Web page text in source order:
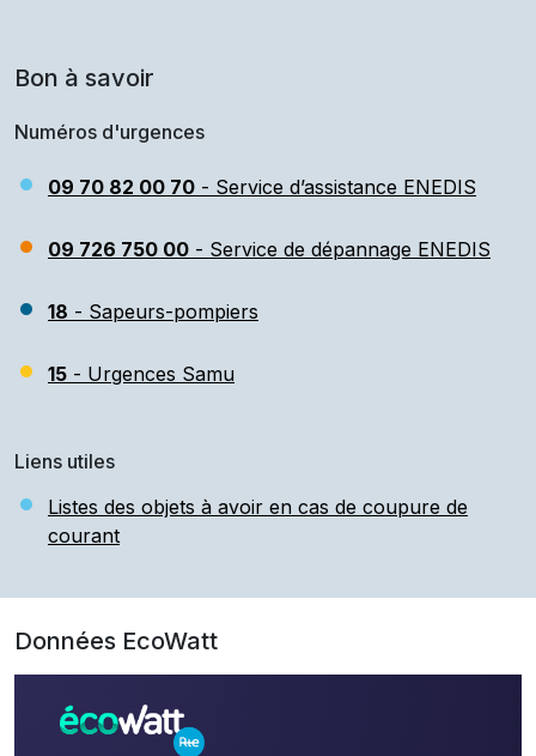
Bon à savoir
Numéros d'urgences
09 70 82 00 70 - Service d’assistance ENEDIS
09 726 750 00 - Service de dépannage ENEDIS
18 - Sapeurs-pompiers
15 - Urgences Samu
Liens utiles
Listes des objets à avoir en cas de coupure de
courant
Données EcoWatt